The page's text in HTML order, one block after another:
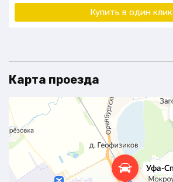
Купить в один клик
Карта проезда